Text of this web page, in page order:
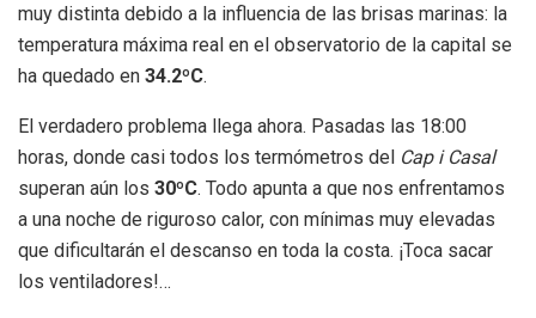
muy distinta debido a la influencia de las brisas marinas: la
temperatura máxima real en el observatorio de la capital se
ha quedado en 34.2ºC.
El verdadero problema llega ahora. Pasadas las 18:00
horas, donde casi todos los termómetros del Cap i Casal
superan aún los 30ºC. Todo apunta a que nos enfrentamos
a una noche de riguroso calor, con mínimas muy elevadas
que dificultarán el descanso en toda la costa. ¡Toca sacar
los ventiladores!…